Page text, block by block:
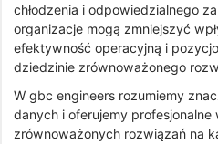
chłodzenia i odpowiedzialnego
organizacje mogą zmniejszyć
efektywność operacyjną i
dziedzinie zrównoważonego
W gbc engineers rozumiemy
danych i oferujemy
zrównoważonych rozwiązań na